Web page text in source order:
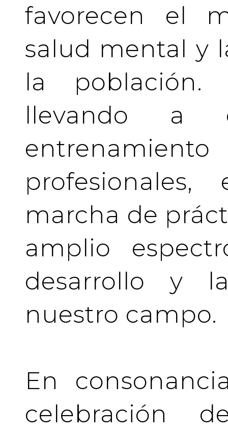
favorecen el
salud mental y
la población.
llevando a
marcha de
amplio
desarrollo y
nuestro campo.
En
celebración